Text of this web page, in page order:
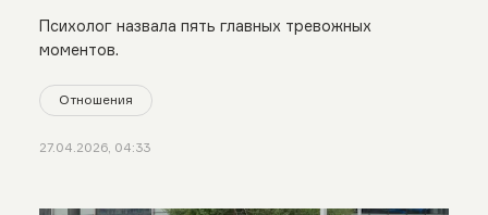
Психолог назвала пять главных тревожных
моментов.
Отношения
27.04.2026, 04:33